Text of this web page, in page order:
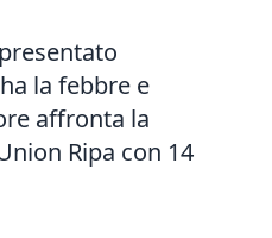
la febbre e
affronta la
Ripa con 14